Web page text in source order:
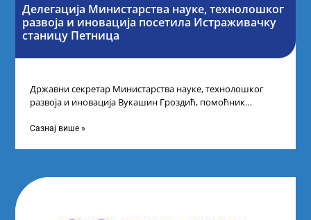
Делегација Министарства науке, технолошког
развоја и иновација посетила Истраживачку
станицу Петница
Државни секретар Министарства науке, технолошког
развоја и иновација Вукашин Гроздић, помоћник
промоцију
Сазнај више »